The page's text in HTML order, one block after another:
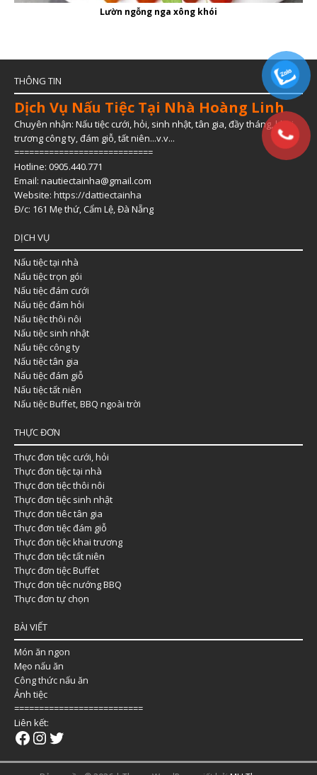
Lườn ngỗng nga xông khói
THÔNG TIN
Dịch Vụ Nấu Tiệc Tại Nhà Hoàng Linh
Chuyên nhận: Nấu tiệc cưới, hỏi, sinh nhật, tân gia, đầy tháng, khai
trương công ty, đám giỗ, tất niên...v.v...
============================
Hotline: 0905.440.771
Email: nautiectainha@gmail.com
Website: https://dattiectainha
Đ/c: 161 Mẹ thứ, Cẩm Lệ, Đà Nẵng
DỊCH VỤ
Nấu tiệc tại nhà
Nấu tiệc trọn gói
Nấu tiệc đám cưới
Nấu tiệc đám hỏi
Nấu tiệc thôi nôi
Nấu tiệc sinh nhật
Nấu tiệc công ty
Nấu tiệc tân gia
Nấu tiệc đám giỗ
Nấu tiệc tất niên
Nấu tiệc Buffet, BBQ ngoài trời
THỰC ĐƠN
Thực đơn tiệc cưới, hỏi
Thực đơn tiệc tại nhà
Thực đơn tiệc thôi nôi
Thực đơn tiệc sinh nhật
Thực đơn tiêc tân gia
Thực đơn tiệc đám giỗ
Thực đơn tiệc khai trương
Thực đơn tiệc tất niên
Thực đơn tiệc Buffet
Thực đơn tiệc nướng BBQ
Thực đơn tự chọn
BÀI VIẾT
Món ăn ngon
Mẹo nấu ăn
Công thức nấu ăn
Ảnh tiệc
==========================
Liên kết: